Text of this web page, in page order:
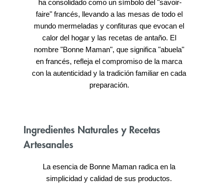
ha consolidado como un símbolo del "savoir-
faire" francés, llevando a las mesas de todo el
mundo mermeladas y confituras que evocan el
calor del hogar y las recetas de antaño. El
nombre "Bonne Maman", que significa "abuela"
en francés, refleja el compromiso de la marca
con la autenticidad y la tradición familiar en cada
preparación.
Ingredientes Naturales y Recetas
Artesanales
La esencia de Bonne Maman radica en la
simplicidad y calidad de sus productos.